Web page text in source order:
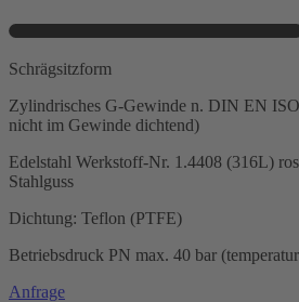
Schrägsitzform
Zylindrisches G-Gewinde n. DIN EN
nicht im Gewinde dichtend)
Edelstahl Werkstoff-Nr. 1.4408 (316L)
Stahlguss
Dichtung: Teflon (PTFE)
Betriebsdruck PN max. 40 bar
Anfrage